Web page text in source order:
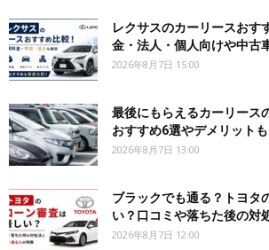
レクサスのカーリースおす
金・法人・個人向けや中古
2026年8月7日 15:00
最後にもらえるカーリース
おすすめ6選やデメリットも
2026年8月7日 13:00
ブラックでも通る？トヨタ
い？口コミや落ちた後の対
2026年8月7日 12:00